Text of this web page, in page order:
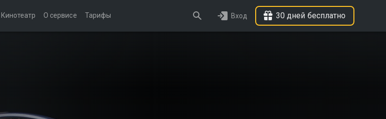
Кинотеатр О сервисе Тарифы Вход 30 дней бесплатно